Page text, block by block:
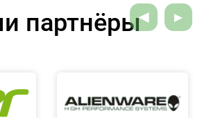
партнёры